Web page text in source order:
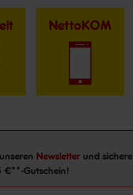
NettoKOM
Anmeldung
Newsletter und sichere
€**-Gutschein!